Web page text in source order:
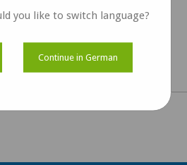
you like to switch language?
Continue in German